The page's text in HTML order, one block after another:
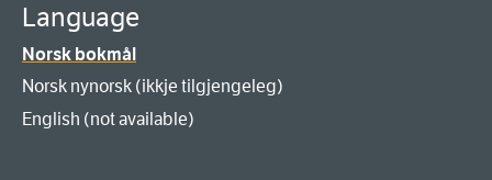
Language
Norsk bokmål
Norsk nynorsk (ikkje tilgjengeleg)
English (not available)